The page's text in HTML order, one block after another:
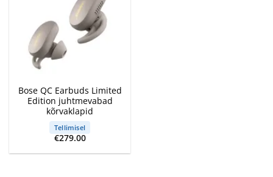
Bose QC Earbuds Limited
Edition juhtmevabad
kõrvaklapid
Tellimisel
€279.00